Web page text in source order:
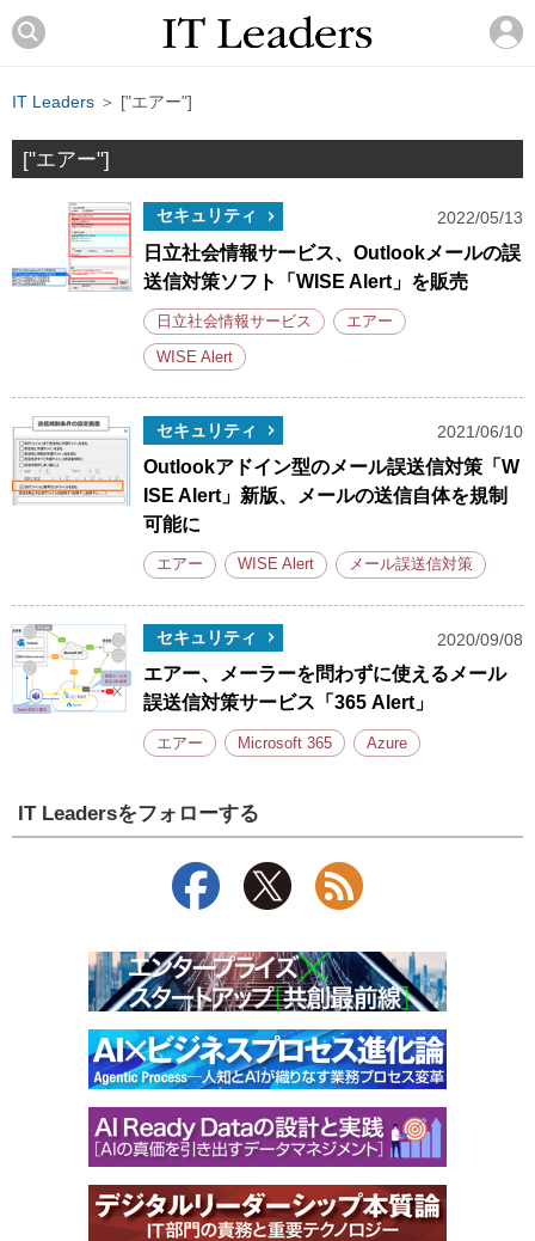
IT Leaders ＞ ["エアー"]
["エアー"]
セキュリティ 2022/05/13
日立社会情報サービス、Outlookメールの誤
送信対策ソフト「WISE Alert」を販売
日立社会情報サービス エアー
WISE Alert
セキュリティ 2021/06/10
Outlookアドイン型のメール誤送信対策「W
ISE Alert」新版、メールの送信自体を規制
可能に
エアー WISE Alert メール誤送信対策
セキュリティ 2020/09/08
エアー、メーラーを問わずに使えるメール
誤送信対策サービス「365 Alert」
エアー Microsoft 365 Azure
IT Leadersをフォローする